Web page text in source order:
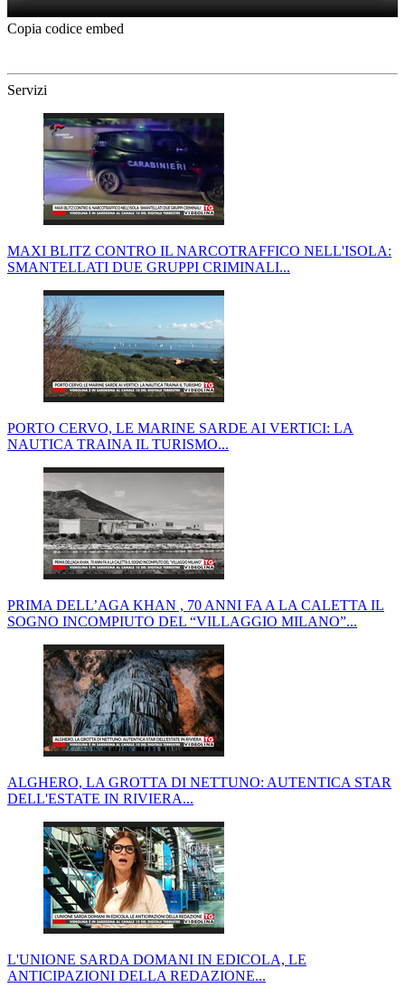
Copia codice embed
Servizi
MAXI BLITZ CONTRO IL NARCOTRAFFICO NELL'ISOLA:
SMANTELLATI DUE GRUPPI CRIMINALI...
PORTO CERVO, LE MARINE SARDE AI VERTICI: LA
NAUTICA TRAINA IL TURISMO...
PRIMA DELL’AGA KHAN , 70 ANNI FA A LA CALETTA IL
SOGNO INCOMPIUTO DEL “VILLAGGIO MILANO”...
ALGHERO, LA GROTTA DI NETTUNO: AUTENTICA STAR
DELL'ESTATE IN RIVIERA...
L'UNIONE SARDA DOMANI IN EDICOLA, LE
ANTICIPAZIONI DELLA REDAZIONE...